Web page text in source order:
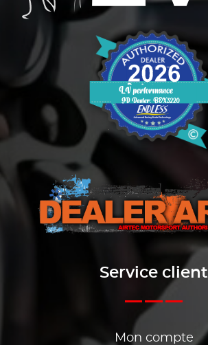
Service client
Mon compte